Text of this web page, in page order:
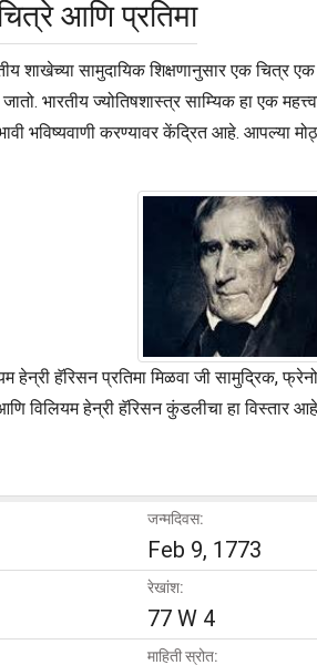
आणि प्रतिमा
शाखेच्या सामुदायिक शिक्षणानुसार एक
भारतीय ज्योतिषशास्त्र साम्यिक हा एक
भविष्यवाणी करण्यावर केंद्रित आहे.
हॅरिसन प्रतिमा मिळवा जी सामुद्रिक,
हेन्री हॅरिसन कुंडलीचा हा विस्तार आहे.
जन्मदिवस:
Feb 9, 1773
रेखांश:
77 W 4
माहिती स्रोत: